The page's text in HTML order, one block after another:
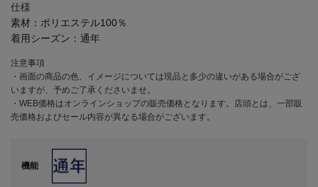
仕様
素材： ポリエステル100％
着用シーズン： 通年
注意事項
・画面の商品の色、イメージについては現品と多少の違いがある場合がござ
いますが、予めご了承くださいませ。
・WEB価格はオンラインショップの販売価格となります。店頭とは、一部販
売価格およびセール内容が異なる場合がございます。
機能